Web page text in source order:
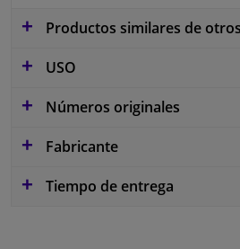
Productos similares de
USO
Números originales
Fabricante
Tiempo de entrega